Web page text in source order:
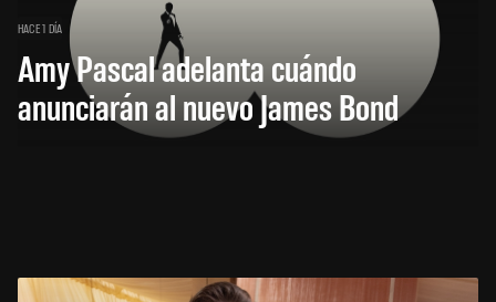
HACE 1 DÍA
Amy Pascal adelanta cuándo
anunciarán al nuevo James Bond